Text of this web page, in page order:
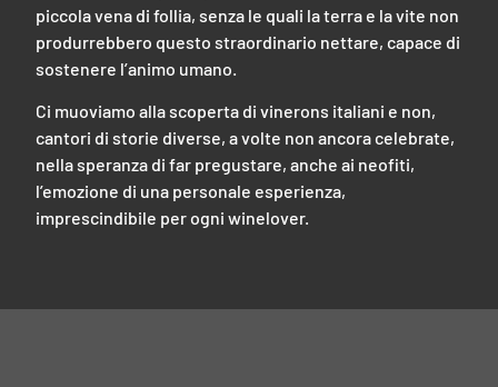
piccola vena di follia, senza le quali la terra e la vite non
produrrebbero questo straordinario nettare, capace di
sostenere l’animo umano.
Ci muoviamo alla scoperta di vinerons italiani e non,
cantori di storie diverse, a volte non ancora celebrate,
nella speranza di far pregustare, anche ai neofiti,
l’emozione di una personale esperienza,
imprescindibile per ogni winelover.